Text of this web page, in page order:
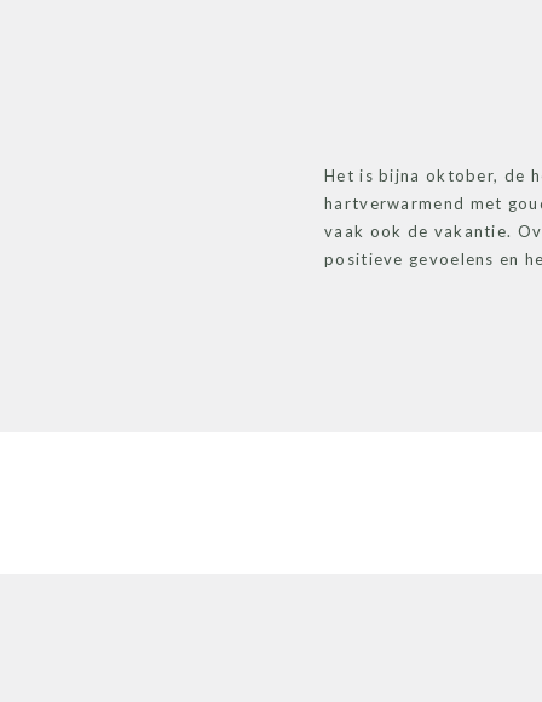
Het is bijna oktober, de
hartverwarmend met
vaak ook de vakantie.
positieve gevoelens en